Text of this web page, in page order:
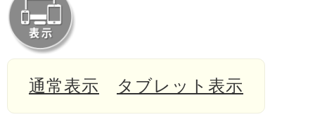
通常表示 タブレット表示